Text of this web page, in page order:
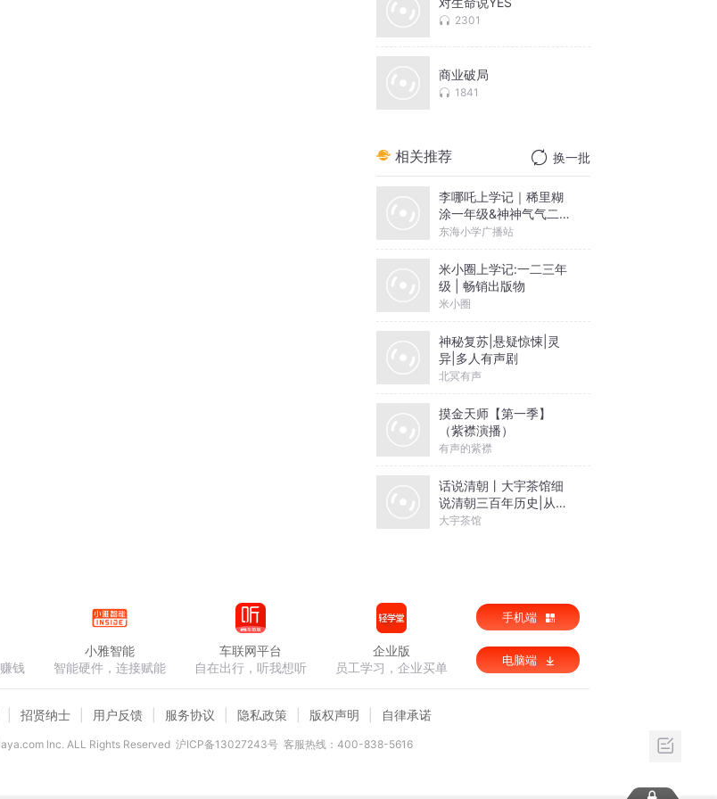
2301
商业破局
1841
相关推荐 换一批
李哪吒上学记｜稀里糊
涂一年级&神神气气二年
级
东海小学广播站
米小圈上学记:一二三年
级 | 畅销出版物
米小圈
神秘复苏|悬疑惊悚|灵
异|多人有声剧
北冥有声
摸金天师【第一季】
（紫襟演播）
有声的紫襟
话说清朝丨大宇茶馆细
说清朝三百年历史|从努
尔哈赤到末代皇帝溥仪|
大宇茶馆
钱
小雅智能
智能硬件，连接赋能
车联网平台
自在出行，听我想听
企业版
员工学习，企业买单
手机端
电脑端
招贤纳士 用户反馈 服务协议 隐私政策 版权声明 自律承诺
lnc. ALL Rights Reserved 沪ICP备13027243号 客服热线：400-838-5616